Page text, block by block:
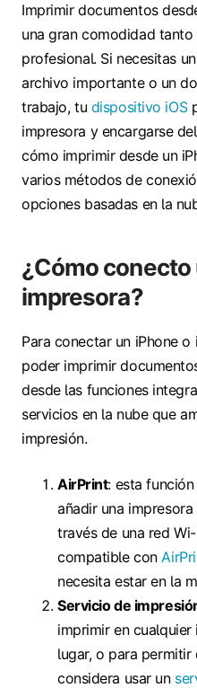
Imprimir documentos
una gran comodidad
profesional. Si necesitas
archivo importante o un
trabajo, tu dispositivo iOS
impresora y encargarse
cómo imprimir desde un
varios métodos de
opciones basadas en la
¿Cómo conecto
impresora?
Para conectar un iPhone
poder imprimir
desde las funciones
servicios en la nube que
impresión.
AirPrint: esta
añadir una
través de una red
compatible con
necesita estar en la
Servicio de
imprimir en
lugar, o para
considera usar un